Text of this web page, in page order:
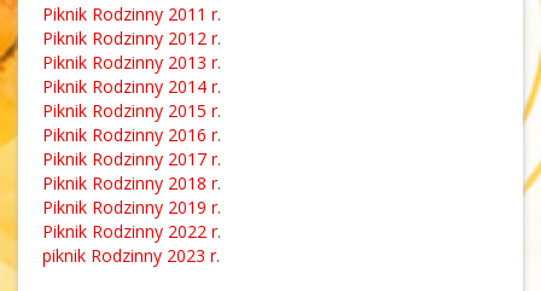
Piknik Rodzinny 2011 r.
Piknik Rodzinny 2012 r.
Piknik Rodzinny 2013 r.
Piknik Rodzinny 2014 r.
Piknik Rodzinny 2015 r.
Piknik Rodzinny 2016 r.
Piknik Rodzinny 2017 r.
Piknik Rodzinny 2018 r.
Piknik Rodzinny 2019 r.
Piknik Rodzinny 2022 r.
piknik Rodzinny 2023 r.